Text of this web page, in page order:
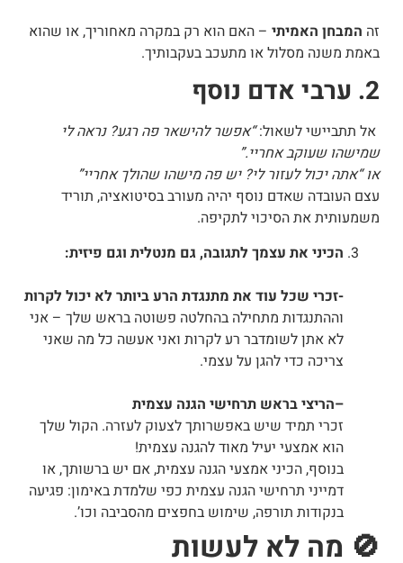
זה המבחן האמיתי – האם הוא רק במקרה מאחוריך, או שהוא
באמת משנה מסלול או מתעכב בעקבותיך.
2. ערבי אדם נוסף
אל תתביישי לשאול:“אפשר להישאר פה רגע? נראה לי
שמישהו שעוקב אחריי.”
או “אתה יכול לעזור לי? יש פה מישהו שהולך אחריי”
עצם העובדה שאדם נוסף יהיה מעורב בסיטואציה, תוריד
משמעותית את הסיכוי לתקיפה.
הכיני את עצמך לתגובה, גם מנטלית וגם פיזית:
-זכרי שכל עוד את מתנגדת הרע ביותר לא יכול לקרות
וההתנגדות מתחילה בהחלטה פשוטה בראש שלך – אני
לא אתן לשומדבר רע לקרות ואני אעשה כל מה שאני
צריכה כדי להגן על עצמי.
–הריצי בראש תרחישי הגנה עצמית
זכרי תמיד שיש באפשרותך לצעוק לעזרה. הקול שלך
הוא אמצעי יעיל מאוד להגנה עצמית!
בנוסף, הכיני אמצעי הגנה עצמית, אם יש ברשותך, או
דמייני תרחישי הגנה עצמית כפי שלמדת באימון: פגיעה
בנקודות תורפה, שימוש בחפצים מהסביבה וכו’.
🚫 מה לא לעשות